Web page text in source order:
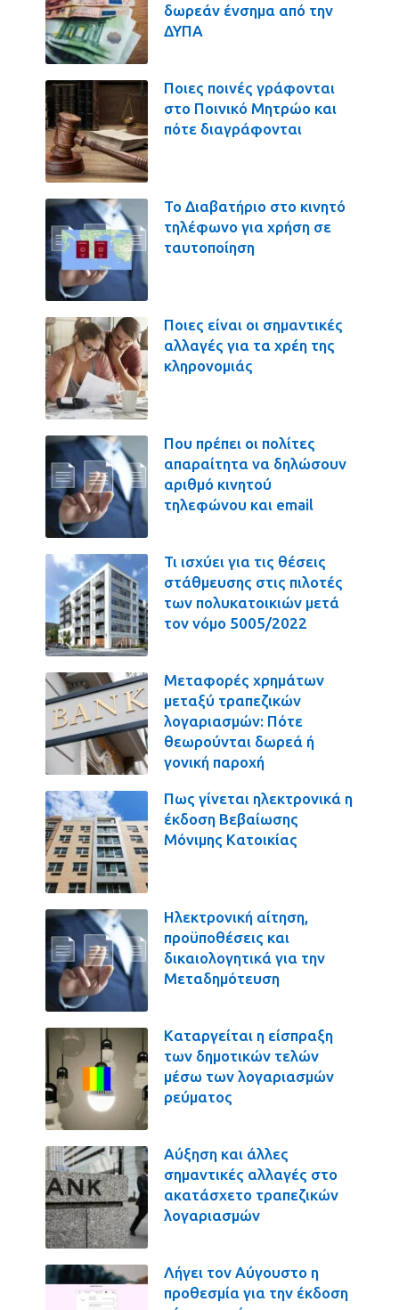
δωρεάν ένσημα από την
ΔΥΠΑ
Ποιες ποινές γράφονται
στο Ποινικό Μητρώο και
πότε διαγράφονται
Το Διαβατήριο στο κινητό
τηλέφωνο για χρήση σε
ταυτοποίηση
Ποιες είναι οι σημαντικές
αλλαγές για τα χρέη της
κληρονομιάς
Που πρέπει οι πολίτες
απαραίτητα να δηλώσουν
αριθμό κινητού
τηλεφώνου και email
Τι ισχύει για τις θέσεις
στάθμευσης στις πιλοτές
των πολυκατοικιών μετά
τον νόμο 5005/2022
Μεταφορές χρημάτων
μεταξύ τραπεζικών
λογαριασμών: Πότε
θεωρούνται δωρεά ή
γονική παροχή
Πως γίνεται ηλεκτρονικά η
έκδοση Βεβαίωσης
Μόνιμης Κατοικίας
Ηλεκτρονική αίτηση,
προϋποθέσεις και
δικαιολογητικά για την
Μεταδημότευση
Καταργείται η είσπραξη
των δημοτικών τελών
μέσω των λογαριασμών
ρεύματος
Αύξηση και άλλες
σημαντικές αλλαγές στο
ακατάσχετο τραπεζικών
λογαριασμών
Λήγει τον Αύγουστο η
προθεσμία για την έκδοση